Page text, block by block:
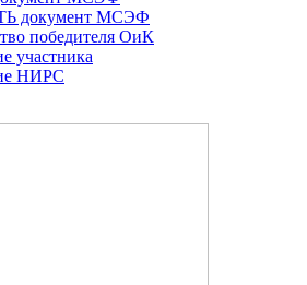
документ МСЭФ
победителя ОиК
участника
НИРС